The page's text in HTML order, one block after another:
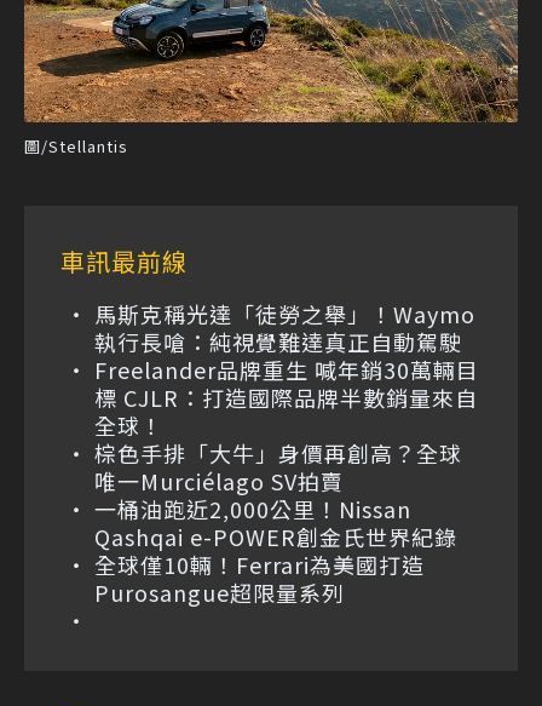
圖/Stellantis
車訊最前線
馬斯克稱光達「徒勞之舉」！Waymo
執行長嗆：純視覺難達真正自動駕駛
Freelander品牌重生 喊年銷30萬輛目
標 CJLR：打造國際品牌半數銷量來自
全球！
棕色手排「大牛」身價再創高？全球
唯一Murciélago SV拍賣
一桶油跑近2,000公里！Nissan
Qashqai e-POWER創金氏世界紀錄
全球僅10輛！Ferrari為美國打造
Purosangue超限量系列